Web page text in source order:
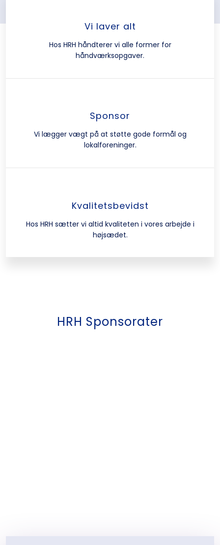
Vi laver alt
Hos HRH håndterer vi alle former for
håndværksopgaver.
Sponsor
Vi lægger vægt på at støtte gode formål og
lokalforeninger.
Kvalitetsbevidst
​​​​Hos HRH sætter vi altid kvaliteten i vores arbejde i
højsædet.
HRH Sponsorater​